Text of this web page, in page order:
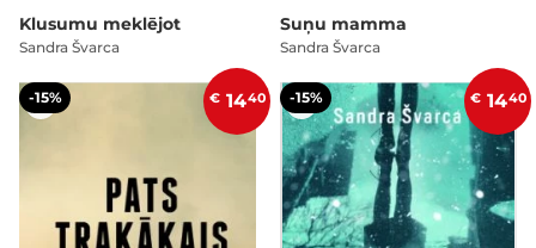
Klusumu meklējot
Sandra Švarca
Suņu mamma
Sandra Švarca
-15% € 1440 -15% € 1440